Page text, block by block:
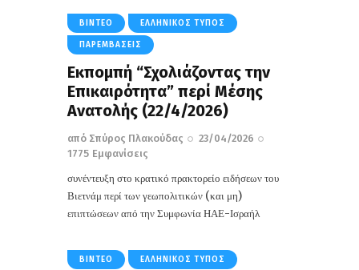
ΒΊΝΤΕΟ ΕΛΛΗΝΙΚΌΣ ΤΎΠΟΣ
ΠΑΡΕΜΒΆΣΕΙΣ
Εκπομπή “Σχολιάζοντας την
Επικαιρότητα” περί Μέσης
Ανατολής (22/4/2026)
από Σπύρος Πλακούδας
23/04/2026
1775 Εμφανίσεις
συνέντευξη στο κρατικό πρακτορείο ειδήσεων του
Βιετνάμ περί των γεωπολιτικών (και μη)
επιπτώσεων από την Συμφωνία ΗΑΕ-Ισραήλ
ΒΊΝΤΕΟ ΕΛΛΗΝΙΚΌΣ ΤΎΠΟΣ